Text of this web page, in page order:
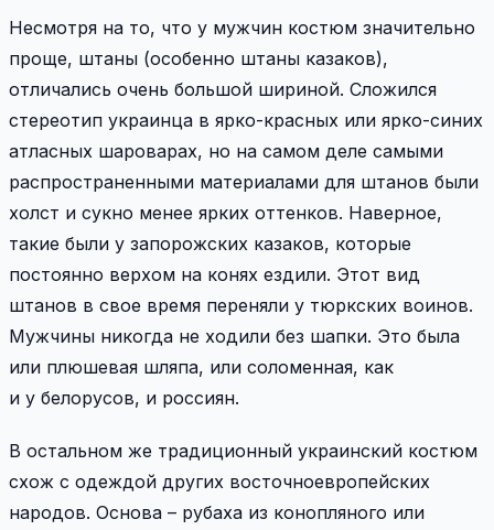
Несмотря на то, что у мужчин костюм значительно
проще, штаны (особенно штаны казаков),
отличались очень большой шириной. Сложился
стереотип украинца в ярко-красных или ярко-синих
атласных шароварах, но на самом деле самыми
распространенными материалами для штанов были
холст и сукно менее ярких оттенков. Наверное,
такие были у запорожских казаков, которые
постоянно верхом на конях ездили. Этот вид
штанов в свое время переняли у тюркских воинов.
Мужчины никогда не ходили без шапки. Это была
или плюшевая шляпа, или соломенная, как
и у белорусов, и россиян.
В остальном же традиционный украинский костюм
схож с одеждой других восточноевропейских
народов. Основа – рубаха из конопляного или